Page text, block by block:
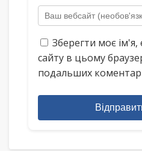
Зберегти моє ім'я,
сайту в цьому
подальших